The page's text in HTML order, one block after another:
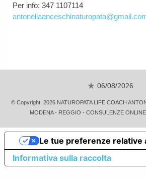
Per info: 347 1107114
06/08/2026
© Copyright 2026 NATUROPATA LIFE COACH
MODENA - REGGIO - CONSULENZE
Informativa sulla raccolta
Le tue preferenze relative